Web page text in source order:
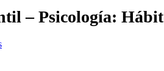
– Psicología: